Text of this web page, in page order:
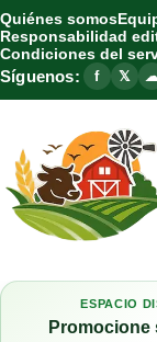
Quiénes somos
Responsabilidad
Condiciones del
Síguenos: f 𝕏
ESPACIO